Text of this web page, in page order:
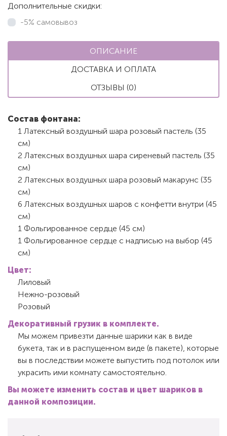
Дополнительные скидки:
-5% самовывоз
ОПИСАНИЕ
ДОСТАВКА И ОПЛАТА
ОТЗЫВЫ (0)
Состав фонтана:
1 Латексный воздушный шара розовый пастель (35
см)
2 Латексных воздушных шара сиреневый пастель (35
см)
2 Латексных воздушных шара розовый макарунс (35
см)
6 Латексных воздушных шаров с конфетти внутри (45
см)
1 Фольгированное сердце (45 см)
1 Фольгированное сердце с надписью на выбор (45
см)
Цвет:
Лиловый
Нежно-розовый
Розовый
Декоративный грузик в комплекте.
Мы можем привезти данные шарики как в виде
букета, так и в распущенном виде (в пакете), которые
вы в последствии можете выпустить под потолок или
украсить ими комнату самостоятельно.
Вы можете изменить состав и цвет шариков в
данной композиции.